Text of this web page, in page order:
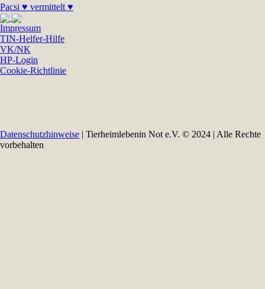
Pacsi ♥ vermittelt ♥
Impressum
TIN-Helfer-Hilfe
VK/NK
HP-Login
Cookie-Richtlinie
Datenschutzhinweise | Tierheimlebenin Not e.V. © 2024 | Alle Rechte
vorbehalten